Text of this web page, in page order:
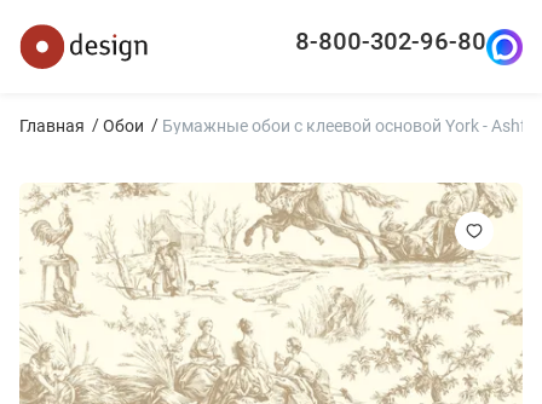
8-800-302-96-80
Главная Обои Бумажные обои с клеевой основой York -